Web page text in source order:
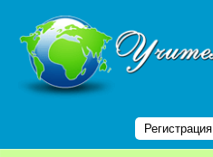
Регистрация